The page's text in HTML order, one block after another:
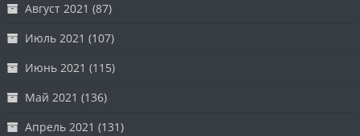
Август 2021 (87)
Июль 2021 (107)
Июнь 2021 (115)
Май 2021 (136)
Апрель 2021 (131)